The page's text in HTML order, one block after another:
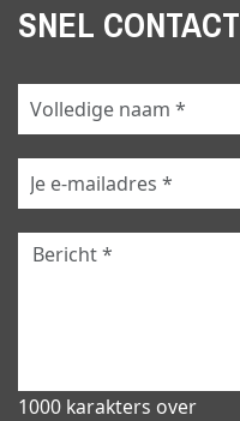
SNEL CONTACT
1000 karakters over